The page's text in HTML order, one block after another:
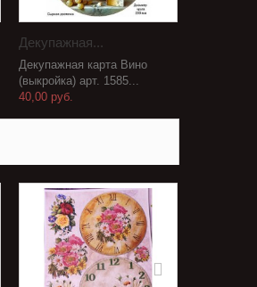
Декупажная...
Декупажная карта Вино
(выкройка) арт. 1585...
40,00 руб.